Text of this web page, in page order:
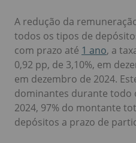
A redução da
todos os tipos de
com prazo até 1 ano, a
0,92 pp, de 3,10%, em
em dezembro de 2024.
dominantes durante todo
2024, 97% do montante
depósitos a prazo de